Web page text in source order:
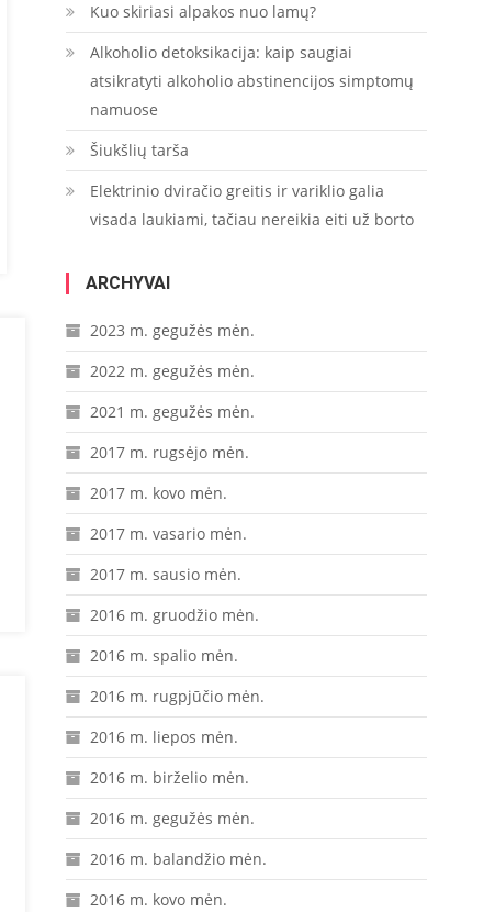
Kuo skiriasi alpakos nuo lamų?
Alkoholio detoksikacija: kaip saugiai
atsikratyti alkoholio abstinencijos simptomų
namuose
Šiukšlių tarša
Elektrinio dviračio greitis ir variklio galia
visada laukiami, tačiau nereikia eiti už borto
ARCHYVAI
2023 m. gegužės mėn.
2022 m. gegužės mėn.
2021 m. gegužės mėn.
2017 m. rugsėjo mėn.
2017 m. kovo mėn.
2017 m. vasario mėn.
2017 m. sausio mėn.
2016 m. gruodžio mėn.
2016 m. spalio mėn.
2016 m. rugpjūčio mėn.
2016 m. liepos mėn.
2016 m. birželio mėn.
2016 m. gegužės mėn.
2016 m. balandžio mėn.
2016 m. kovo mėn.